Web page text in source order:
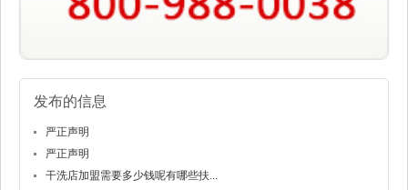
发布的信息
严正声明
严正声明
干洗店加盟需要多少钱呢有哪些扶...